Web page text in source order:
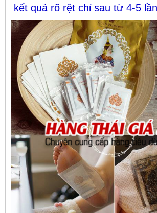
kết quả rõ rệt chỉ sau từ 4-5